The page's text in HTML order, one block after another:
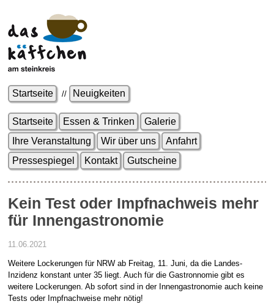
Startseite // Neuigkeiten
Startseite Essen & Trinken
Galerie
Ihre Veranstaltung
Wir über uns
Anfahrt
Pressespiegel
Kontakt Gutscheine
Kein Test oder Impfnachweis mehr
für Innengastronomie
11.06.2021
Weitere Lockerungen für NRW ab Freitag, 11. Juni, da die Landes-
Inzidenz konstant unter 35 liegt. Auch für die Gastronnomie gibt es
weitere Lockerungen. Ab sofort sind in der Innengastronomie auch keine
Tests oder Impfnachweise mehr nötig!